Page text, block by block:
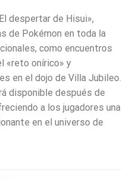
despertar de Hisui»,
de Pokémon en toda la
como encuentros
«reto onírico» y
en el dojo de Villa Jubileo.
disponible después de
a los jugadores una
en el universo de